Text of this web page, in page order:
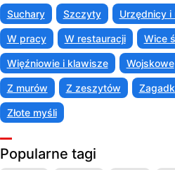
Suchary Szczyty Urzędnicy i
W pracy W restauracji Wice
Więźniowie i klawisze Wojskowe
Z murów Z zeszytów
Złote myśli
Popularne tagi